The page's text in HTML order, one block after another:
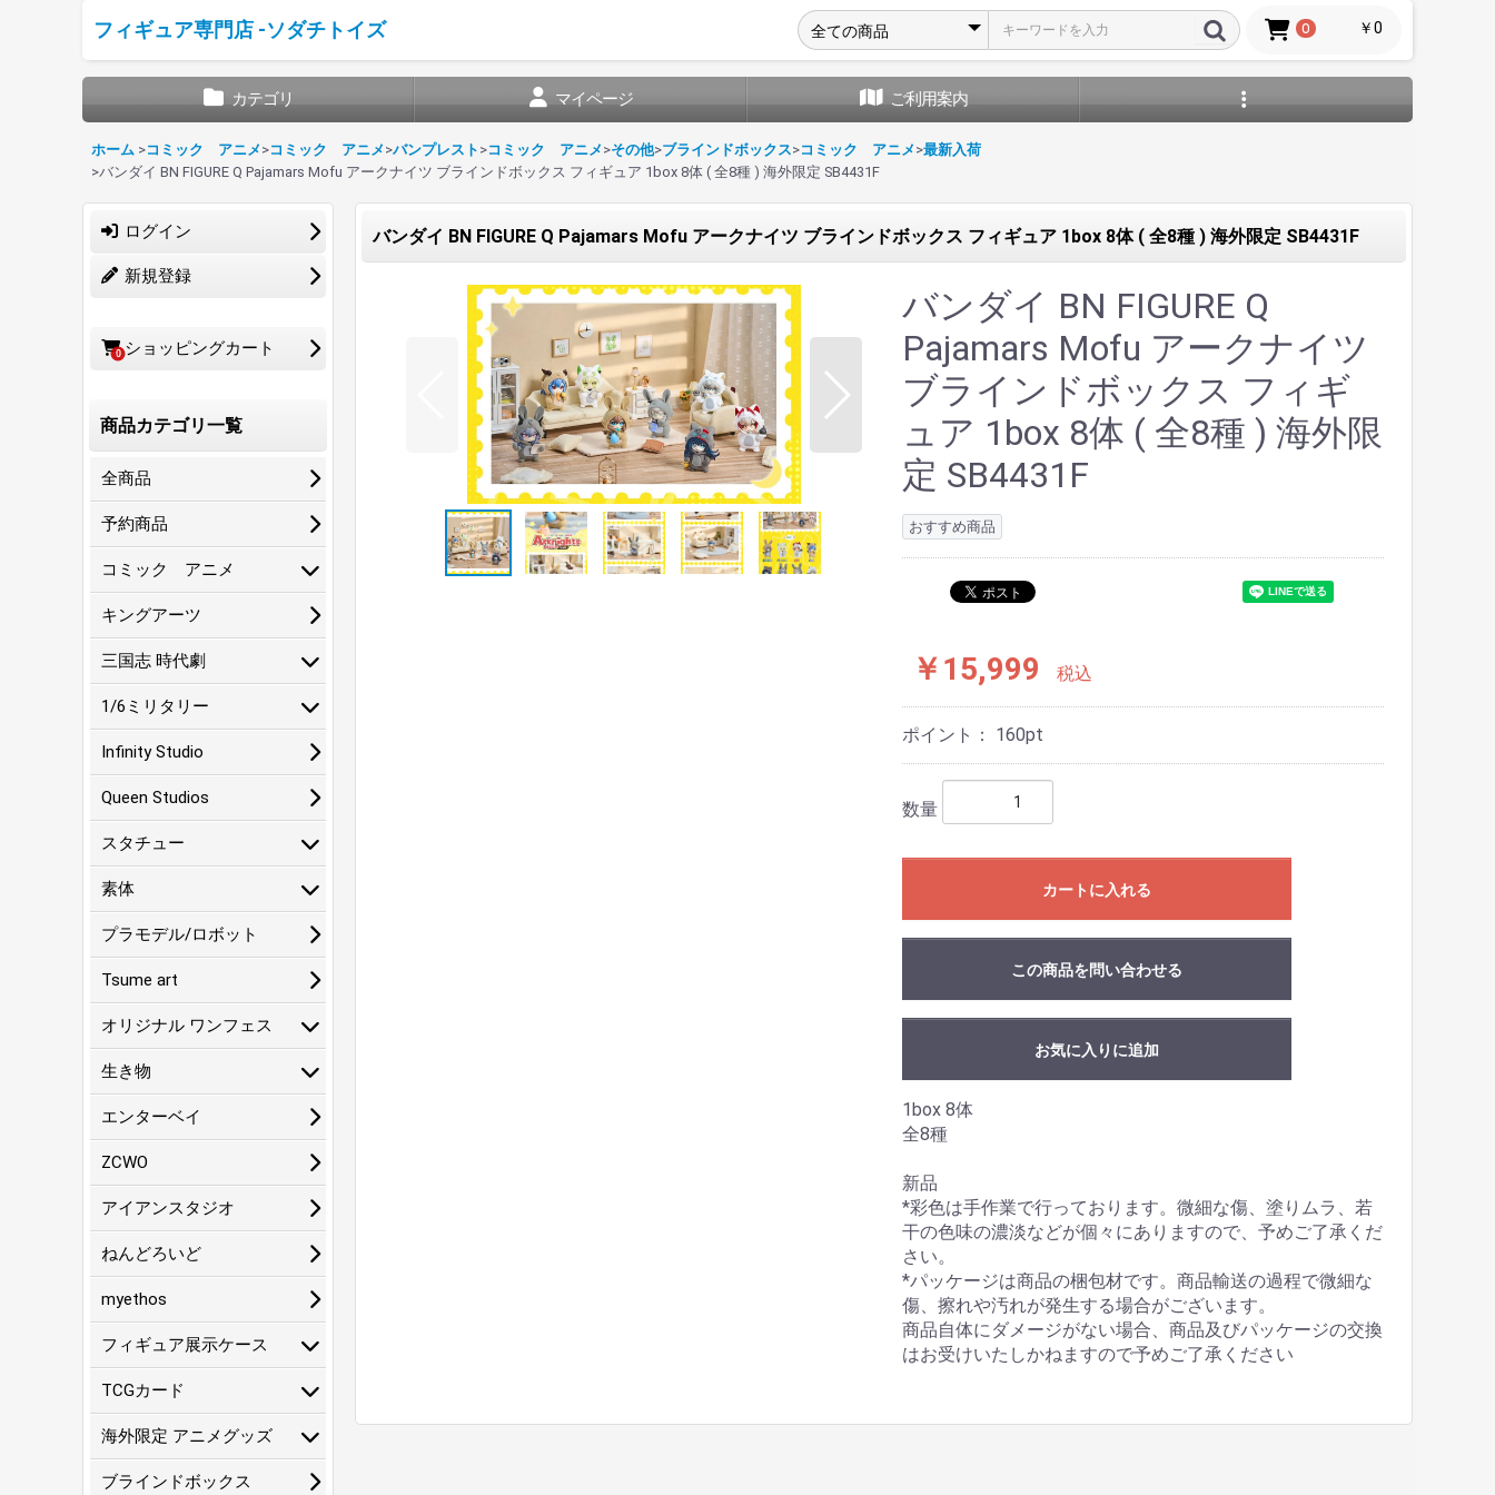
フィギュア専門店 -ソダチトイズ 0 ￥0
カテゴリ マイページ ご利用案内
ホーム >コミック アニメ >コミック アニメ >バンプレスト >コミック アニメ >その他>ブラインドボックス>コミック アニメ >最新入荷
>バンダイ BN FIGURE Q Pajamars Mofu アークナイツ ブラインドボックス フィギュア 1box 8体 ( 全8種 ) 海外限定 SB4431F
ログイン
新規登録
0 ショッピングカート
商品カテゴリ一覧
全商品
予約商品
コミック アニメ
キングアーツ
三国志 時代劇
1/6ミリタリー
Infinity Studio
Queen Studios
スタチュー
素体
プラモデル/ロボット
Tsume art
オリジナル ワンフェス
生き物
エンターベイ
ZCWO
アイアンスタジオ
ねんどろいど
myethos
フィギュア展示ケース
TCGカード
海外限定 アニメグッズ
ブラインドボックス
バンダイ BN FIGURE Q Pajamars Mofu アークナイツ ブラインドボックス フィギュア 1box 8体 ( 全8種 ) 海外限定 SB4431F
バンダイ BN FIGURE Q
Pajamars Mofu アークナイツ
ブラインドボックス フィギ
ュア 1box 8体 ( 全8種 ) 海外限
定 SB4431F
おすすめ商品
￥15,999 税込
ポイント： 160pt
数量
カートに入れる
この商品を問い合わせる
お気に入りに追加
1box 8体
全8種
新品
*彩色は手作業で行っております。微細な傷、塗りムラ、若
干の色味の濃淡などが個々にありますので、予めご了承くだ
さい。
*パッケージは商品の梱包材です。商品輸送の過程で微細な
傷、擦れや汚れが発生する場合がございます。
商品自体にダメージがない場合、商品及びパッケージの交換
はお受けいたしかねますので予めご了承ください